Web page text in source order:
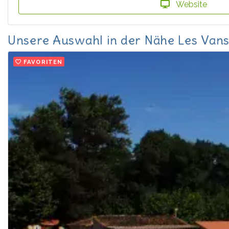
Website
Unsere Auswahl in der Nähe Les
FAVORITEN